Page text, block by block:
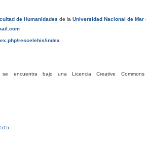
de Humanidades de la Universidad Nacional de Mar
rescelehis/index
encuentra bajo una Licencia Creative Commons